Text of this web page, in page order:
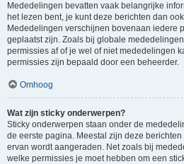
Mededelingen bevatten vaak belangrijke
het lezen bent, je kunt deze berichten dan
Mededelingen verschijnen bovenaan iedere
geplaatst zijn. Zoals bij globale
permissies af of je wel of niet mededelingen
permissies zijn bepaald door een beheerder.
Omhoog
Wat zijn sticky onderwerpen?
Sticky onderwerpen staan onder de
de eerste pagina. Meestal zijn deze
ervan wordt aangeraden. Net zoals bij
welke permissies je moet hebben om een